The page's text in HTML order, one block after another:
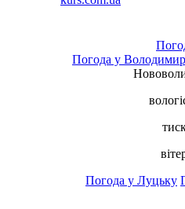
Погода у
Погода у Луцьку